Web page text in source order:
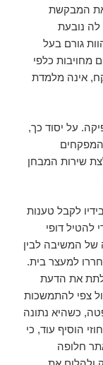
את המבקשת
לה נובעת
גורם בעל
מחויבות כלפי
אינה מלמדת
על יסוד כך,
שירות המבחן
לקבל טענות
להטיל דופי
של המשיבה לבין
למעצר בית.
לתת את הדעת
צפי להתמשכות
כשהיא נתונה
הוסיף עוד, כי
חלופה